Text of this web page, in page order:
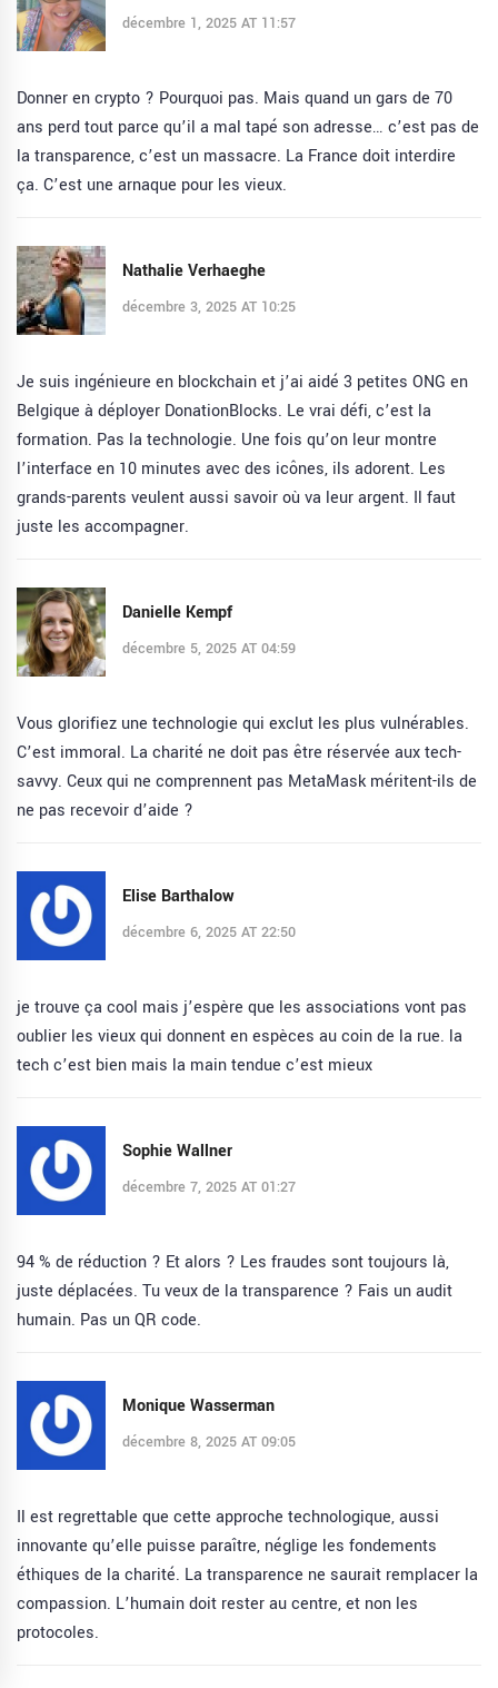
décembre 1, 2025 AT 11:57
Donner en crypto ? Pourquoi pas. Mais quand un gars de 70
ans perd tout parce qu’il a mal tapé son adresse… c’est pas de
la transparence, c’est un massacre. La France doit interdire
ça. C’est une arnaque pour les vieux.
Nathalie Verhaeghe
décembre 3, 2025 AT 10:25
Je suis ingénieure en blockchain et j’ai aidé 3 petites ONG en
Belgique à déployer DonationBlocks. Le vrai défi, c’est la
formation. Pas la technologie. Une fois qu’on leur montre
l’interface en 10 minutes avec des icônes, ils adorent. Les
grands-parents veulent aussi savoir où va leur argent. Il faut
juste les accompagner.
Danielle Kempf
décembre 5, 2025 AT 04:59
Vous glorifiez une technologie qui exclut les plus vulnérables.
C’est immoral. La charité ne doit pas être réservée aux tech-
savvy. Ceux qui ne comprennent pas MetaMask méritent-ils de
ne pas recevoir d’aide ?
Elise Barthalow
décembre 6, 2025 AT 22:50
je trouve ça cool mais j’espère que les associations vont pas
oublier les vieux qui donnent en espèces au coin de la rue. la
tech c’est bien mais la main tendue c’est mieux
Sophie Wallner
décembre 7, 2025 AT 01:27
94 % de réduction ? Et alors ? Les fraudes sont toujours là,
juste déplacées. Tu veux de la transparence ? Fais un audit
humain. Pas un QR code.
Monique Wasserman
décembre 8, 2025 AT 09:05
Il est regrettable que cette approche technologique, aussi
innovante qu’elle puisse paraître, néglige les fondements
éthiques de la charité. La transparence ne saurait remplacer la
compassion. L’humain doit rester au centre, et non les
protocoles.